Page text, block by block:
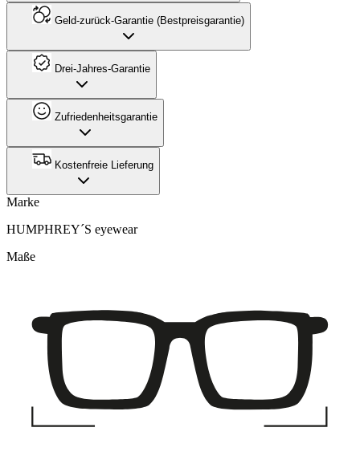
Geld-zurück-Garantie (Bestpreisgarantie)
Drei-Jahres-Garantie
Zufriedenheitsgarantie
Kostenfreie Lieferung
Marke
HUMPHREY´S eyewear
Maße